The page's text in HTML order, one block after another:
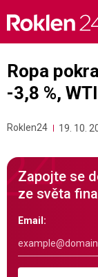
content
Ropa
-3,8 %,
Roklen24 19. 10.
Zapojte se
ze světa
Email: